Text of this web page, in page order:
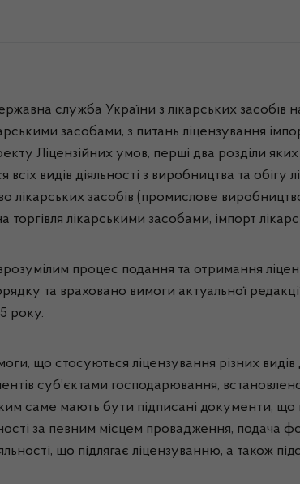
служба України з лікарських засобів
засобами, з питань ліцензування
Ліцензійних умов, перші два розділи
всіх видів діяльності з виробництва та
лікарських засобів (промислове
торгівля лікарськими засобами, імпорт
процес подання та отримання
та враховано вимоги актуальної
року.
що стосуються ліцензування різних
суб’єктами господарювання,
саме мають бути підписані документи,
за певним місцем провадження, подача
що підлягає ліцензуванню, а також